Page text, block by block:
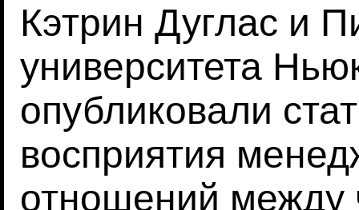
Кэтрин Дуглас и
университета
опубликовали
восприятия
отношений между